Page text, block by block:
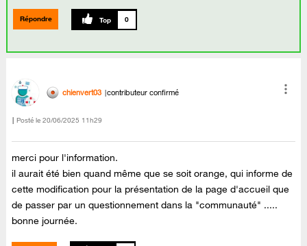
Répondre 0
chienvert03 contributeur confirmé
Posté le ‎20/06/2025 11h29
merci pour l'information.
il aurait été bien quand même que se soit orange, qui informe de
cette modification pour la présentation de la page d'accueil que
de passer par un questionnement dans la "communauté" .....
bonne journée.